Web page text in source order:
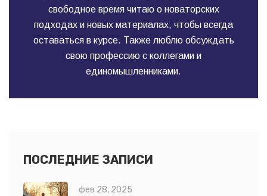
свободное время читаю о новаторских
подходах и новых материалах, чтобы всегда
оставаться в курсе. Также люблю обсуждать
свою профессию с коллегами и
единомышленниками.
ПОСЛЕДНИЕ ЗАПИСИ
фев 28, 2025